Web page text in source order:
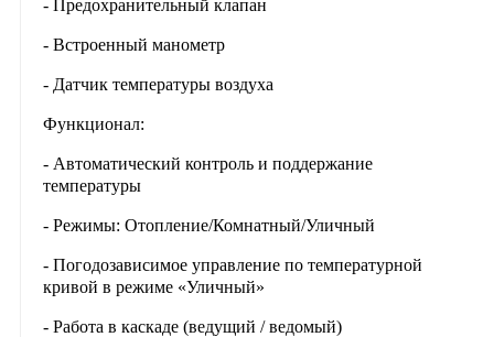
- Предохранительный клапан
- Встроенный манометр
- Датчик температуры воздуха
Функционал:
- Автоматический контроль и поддержание
температуры
- Режимы: Отопление/Комнатный/Уличный
- Погодозависимое управление по температурной
кривой в режиме «Уличный»
- Работа в каскаде (ведущий / ведомый)